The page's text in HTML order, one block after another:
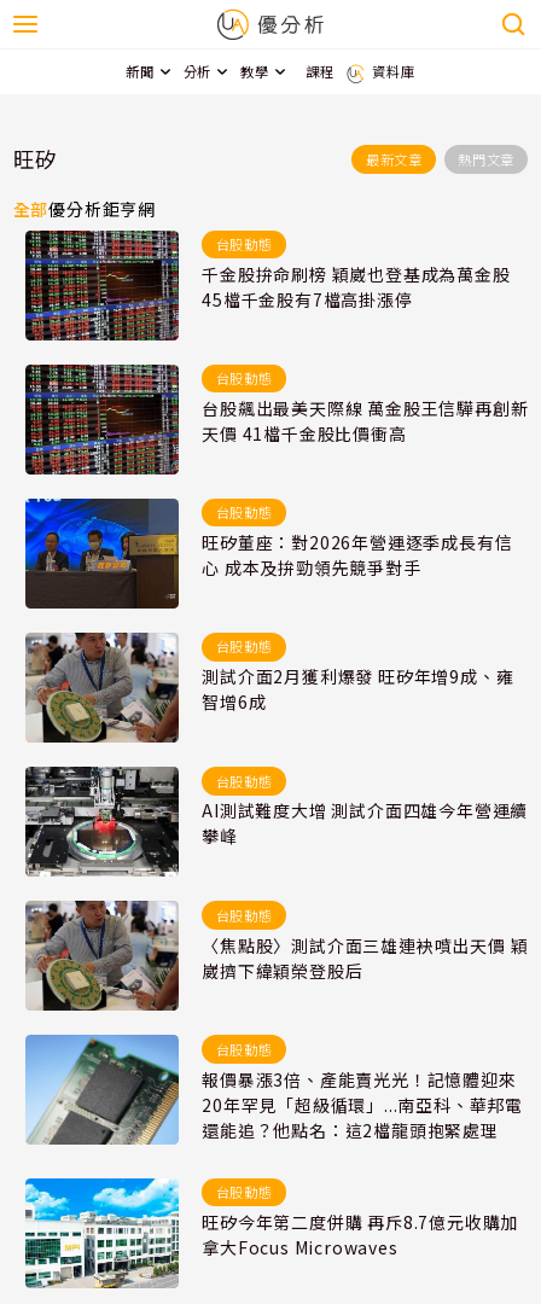
新聞 分析 教學 課程 資料庫
旺矽 最新文章 熱門文章
全部優分析鉅亨網
台股動態
千金股拚命刷榜 穎崴也登基成為萬金股
45檔千金股有7檔高掛漲停
台股動態
台股飆出最美天際線 萬金股王信驊再創新
天價 41檔千金股比價衝高
台股動態
旺矽董座：對2026年營運逐季成長有信
心 成本及拚勁領先競爭對手
台股動態
測試介面2月獲利爆發 旺矽年增9成、雍
智增6成
台股動態
AI測試難度大增 測試介面四雄今年營運續
攀峰
台股動態
〈焦點股〉測試介面三雄連袂噴出天價 穎
崴擠下緯穎榮登股后
台股動態
報價暴漲3倍、產能賣光光！記憶體迎來
20年罕見「超級循環」...南亞科、華邦電
還能追？他點名：這2檔龍頭抱緊處理
台股動態
旺矽今年第二度併購 再斥8.7億元收購加
拿大Focus Microwaves